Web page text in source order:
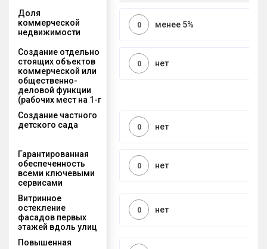
Доля
коммерческой
недвижимости
менее 5%
0
Создание отдельно
стоящих объектов
коммерческой или
общественно-
деловой функции
(рабочих мест на 1-г
нет
0
Создание частного
детского сада
нет
0
Гарантированная
обеспеченность
всеми ключевыми
сервисами
нет
0
Витринное
остекление
фасадов первых
этажей вдоль улиц
нет
0
Повышенная